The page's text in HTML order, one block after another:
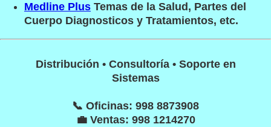
Medline Plus Temas de la Salud, Partes del
Cuerpo Diagnosticos y Tratamientos, etc.
Distribución • Consultoría • Soporte en
Sistemas
📞 Oficinas: 998 8873908
💼 Ventas: 998 1214270